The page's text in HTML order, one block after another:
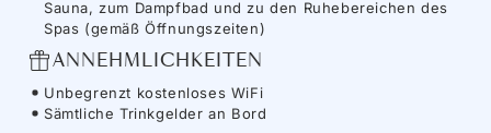
Sauna, zum Dampfbad und zu den Ruhebereichen des
Spas (gemäß Öffnungszeiten)
ANNEHMLICHKEITEN
Unbegrenzt kostenloses WiFi
Sämtliche Trinkgelder an Bord